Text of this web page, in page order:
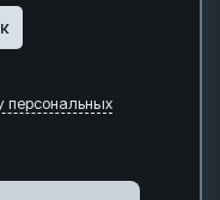
персональных